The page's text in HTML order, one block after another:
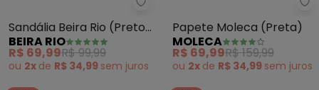
Beira Rio - Sandália Beira Rio
Sandália Beira Rio (Preto)
em Sintético
BEIRA RIO
R$ 69,99R$ 99,99
ou 2x de R$ 34,99 sem juros
Papete Moleca (Preta)
MOLECA
R$ 69,99R$ 159,99
ou 2x de R$ 34,99 sem juros